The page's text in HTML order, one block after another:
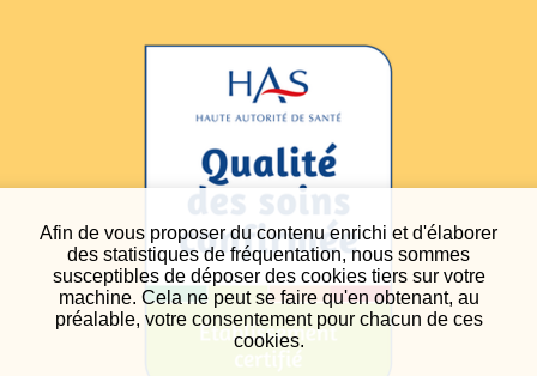
Afin de vous proposer du contenu enrichi et d'élaborer
des statistiques de fréquentation, nous sommes
susceptibles de déposer des cookies tiers sur votre
machine. Cela ne peut se faire qu'en obtenant, au
préalable, votre consentement pour chacun de ces
cookies.